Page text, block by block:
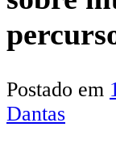
Postado em
Dantas